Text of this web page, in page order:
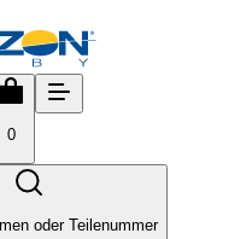
0
oder Teilenummer